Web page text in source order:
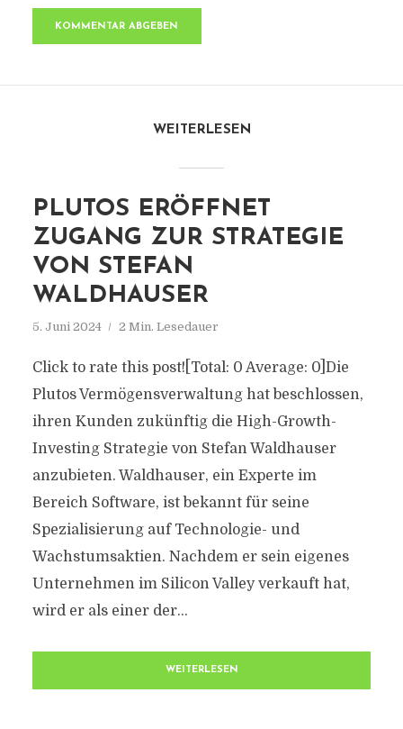
WEITERLESEN
PLUTOS ERÖFFNET
ZUGANG ZUR STRATEGIE
VON STEFAN
WALDHAUSER
5. Juni 2024 2 Min. Lesedauer
Click to rate this post![Total: 0 Average: 0]Die
Plutos Vermögensverwaltung hat beschlossen,
ihren Kunden zukünftig die High-Growth-
Investing Strategie von Stefan Waldhauser
anzubieten. Waldhauser, ein Experte im
Bereich Software, ist bekannt für seine
Spezialisierung auf Technologie- und
Wachstumsaktien. Nachdem er sein eigenes
Unternehmen im Silicon Valley verkauft hat,
wird er als einer der...
WEITERLESEN